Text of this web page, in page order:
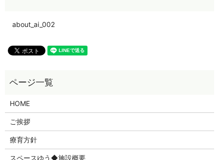
about_ai_002
HOME
ご挨拶
療育方針
スペースゆう◆施設概要